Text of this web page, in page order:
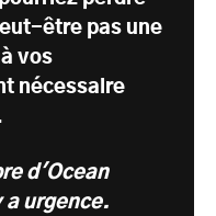
être pas une
vos
nécessaire
d'Ocean
urgence.